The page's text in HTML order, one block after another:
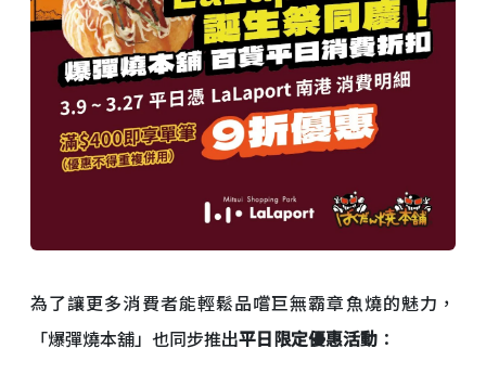
為了讓更多消費者能輕鬆品嚐巨無霸章魚燒的魅力，
「爆彈燒本舖」也同步推出平日限定優惠活動 ：